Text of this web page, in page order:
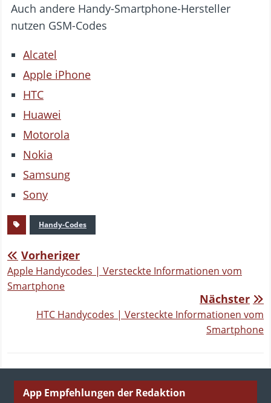
Auch andere Handy-Smartphone-Hersteller
nutzen GSM-Codes
Alcatel
Apple iPhone
HTC
Huawei
Motorola
Nokia
Samsung
Sony
Handy-Codes
Vorheriger
Apple Handycodes | Versteckte Informationen vom
Smartphone
Nächster
HTC Handycodes | Versteckte Informationen vom
Smartphone
App Empfehlungen der Redaktion